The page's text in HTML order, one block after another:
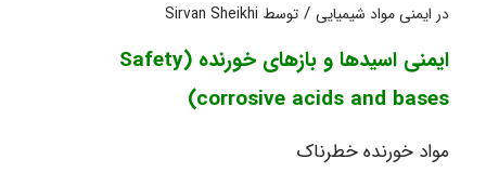
در ایمنی مواد شیمیایی / توسط Sirvan Sheikhi
ایمنی اسیدها و بازهای خورنده (Safety
corrosive acids and bases)
مواد خورنده خطرناک